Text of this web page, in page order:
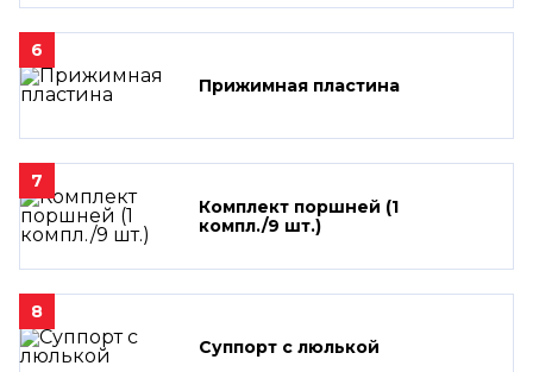
6
Прижимная пластина
7
Комплект поршней (1
компл./9 шт.)
8
Суппорт с люлькой